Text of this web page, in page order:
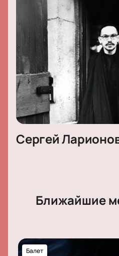
Сергей
Ближайшие
Балет